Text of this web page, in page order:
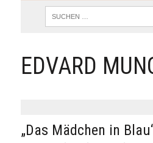
EDVARD
„Das Mädchen in